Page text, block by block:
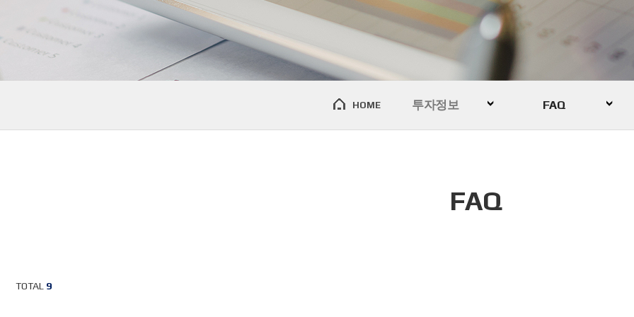
HOME 투자정보 FAQ
FAQ
TOTAL 9